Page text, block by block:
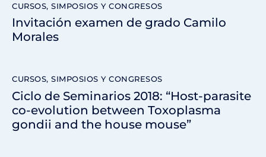
CURSOS, SIMPOSIOS Y CONGRESOS
Invitación examen de grado Camilo
Morales
CURSOS, SIMPOSIOS Y CONGRESOS
Ciclo de Seminarios 2018: “Host-parasite
co-evolution between Toxoplasma
gondii and the house mouse”